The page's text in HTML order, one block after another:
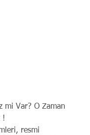
mi Var? O Zaman
!
resmi